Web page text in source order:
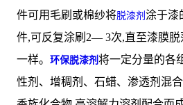
件可用毛刷或棉纱将脱漆剂 涂于漆
件,可反复涂刷2— 3次,直至漆膜
一样。 环保脱漆剂 将一定分量的各
性剂、增稠剂、石蜡、渗透剂混合